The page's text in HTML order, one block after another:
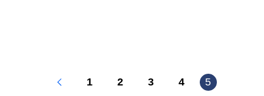
1 2 3 4 5